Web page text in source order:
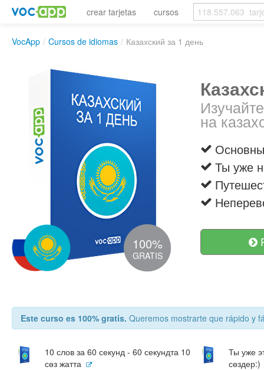
crear tarjetas cursos
VocApp / Cursos de idiomas / Казахский за 1 день
100%
GRATIS
на
Ты уже
Este curso es 100% gratis. Queremos mostrarte que rápido y
10 слов за 60 секунд - 60 секундта 10
сөз жатта
Ты уже
сөздер:)